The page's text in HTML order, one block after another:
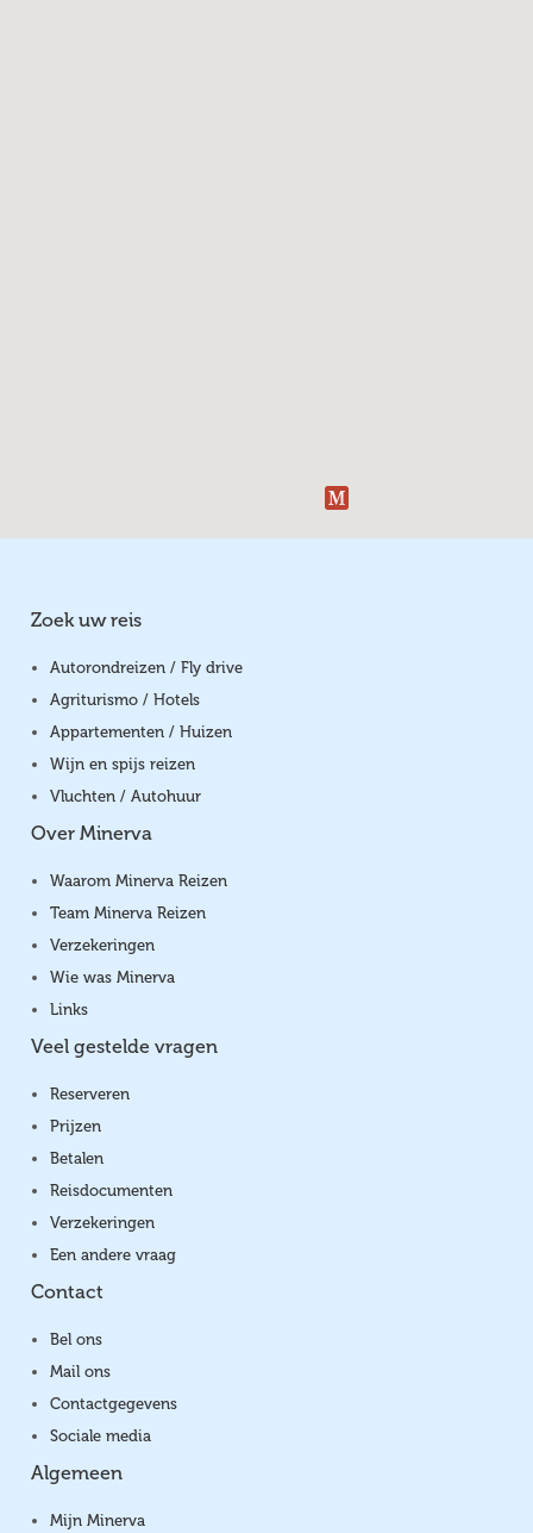
Zoek uw reis
Autorondreizen / Fly drive
Agriturismo / Hotels
Appartementen / Huizen
Wijn en spijs reizen
Vluchten / Autohuur
Over Minerva
Waarom Minerva Reizen
Team Minerva Reizen
Verzekeringen
Wie was Minerva
Links
Veel gestelde vragen
Reserveren
Prijzen
Betalen
Reisdocumenten
Verzekeringen
Een andere vraag
Contact
Bel ons
Mail ons
Contactgegevens
Sociale media
Algemeen
Mijn Minerva